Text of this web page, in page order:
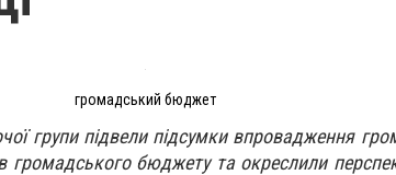
громадський бюджет
групи підвели підсумки впровадження
громадського бюджету та окреслили